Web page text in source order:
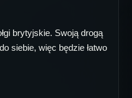
brytyjskie. Swoją drogą
siebie, więc będzie łatwo